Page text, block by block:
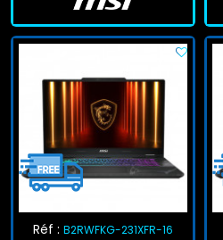
Réf : B2RWFKG-231XFR-16